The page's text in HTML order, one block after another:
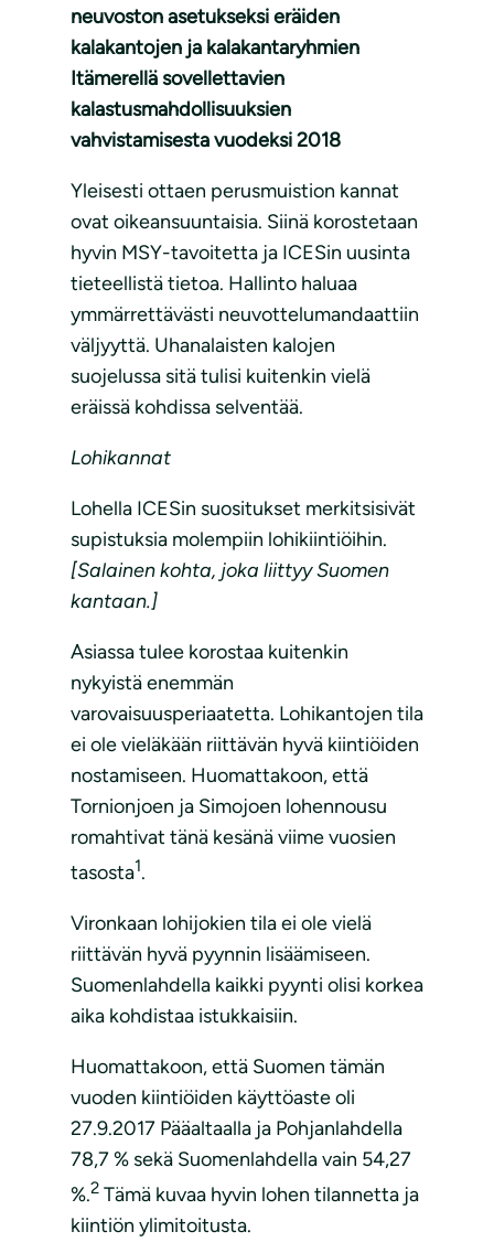
neuvoston asetukseksi eräiden
kalakantojen ja kalakantaryhmien
Itämerellä sovellettavien
kalastusmahdollisuuksien
vahvistamisesta vuodeksi 2018
Yleisesti ottaen perusmuistion kannat
ovat oikeansuuntaisia. Siinä korostetaan
hyvin MSY-tavoitetta ja ICESin uusinta
tieteellistä tietoa. Hallinto haluaa
ymmärrettävästi neuvottelumandaattiin
väljyyttä. Uhanalaisten kalojen
suojelussa sitä tulisi kuitenkin vielä
eräissä kohdissa selventää.
Lohikannat
Lohella ICESin suositukset merkitsisivät
supistuksia molempiin lohikiintiöihin.
[Salainen kohta, joka liittyy Suomen
kantaan.]
Asiassa tulee korostaa kuitenkin
nykyistä enemmän
varovaisuusperiaatetta. Lohikantojen tila
ei ole vieläkään riittävän hyvä kiintiöiden
nostamiseen. Huomattakoon, että
Tornionjoen ja Simojoen lohennousu
romahtivat tänä kesänä viime vuosien
tasosta1.
Vironkaan lohijokien tila ei ole vielä
riittävän hyvä pyynnin lisäämiseen.
Suomenlahdella kaikki pyynti olisi korkea
aika kohdistaa istukkaisiin.
Huomattakoon, että Suomen tämän
vuoden kiintiöiden käyttöaste oli
27.9.2017 Pääaltaalla ja Pohjanlahdella
78,7 % sekä Suomenlahdella vain 54,27
%.2 Tämä kuvaa hyvin lohen tilannetta ja
kiintiön ylimitoitusta.